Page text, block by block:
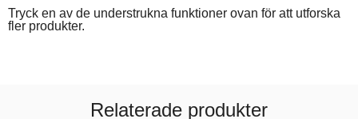
Tryck en av de understrukna funktioner ovan för att utforska
fler produkter.
Relaterade produkter